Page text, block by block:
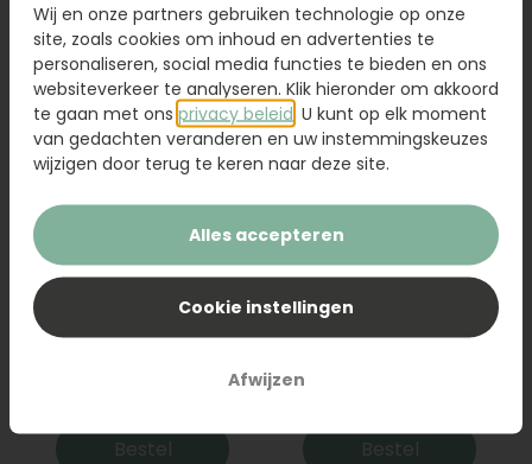
Boeket Raya
Bestel
Sanseveria
Bestel
Wij en onze partners gebruiken technologie op onze
site, zoals cookies om inhoud en advertenties te
personaliseren, social media functies te bieden en ons
websiteverkeer te analyseren. Klik hieronder om akkoord
te gaan met ons privacy beleid . U kunt op elk moment
van gedachten veranderen en uw instemmingskeuzes
wijzigen door terug te keren naar deze site.
Alles accepteren
Cookie instellingen
Afwijzen